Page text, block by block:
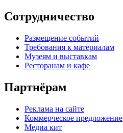
Сотрудничество
Размещение событий
Требования к материалам
Музеям и выставкам
Ресторанам и кафе
Партнёрам
Реклама на сайте
Коммерческое предложение
Медиа кит